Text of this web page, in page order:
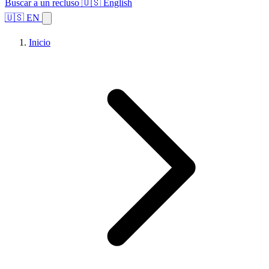
Buscar a un recluso 🇺🇸 English
🇺🇸 EN
Inicio